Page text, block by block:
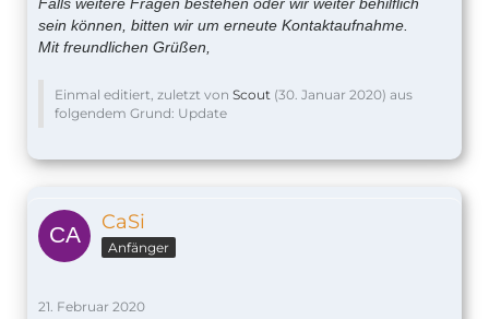
sein können, bitten wir um erneute Kontaktaufnahme.
Mit freundlichen Grüßen,
Einmal editiert, zuletzt von Scout (30. Januar 2020) aus
folgendem Grund: Update
CaSi
Anfänger
21. Februar 2020